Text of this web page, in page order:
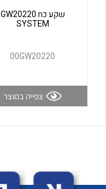
שקע כח GW20220
SYSTEM
00GW20220
צפייה במוצר